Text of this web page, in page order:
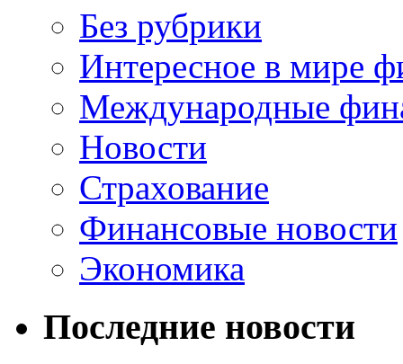
Без рубрики
Интересное в мире
Международные
Новости
Страхование
Финансовые новости
Экономика
Последние новости